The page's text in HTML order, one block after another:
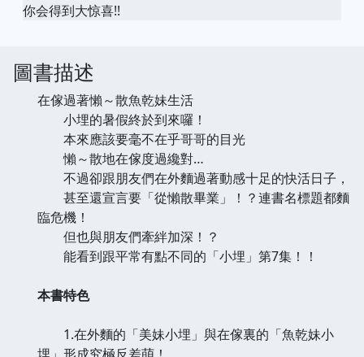
你会得到大惊喜!!
圖書描述
在傢過著懶～散魚乾妹生活
小埋的暑假終於到來囉！
本來應該要毫不在乎哥哥的目光
懶～散地在傢度過纔對…
不過卻跟朋友們在外麵過著動感十足的快活日子，
甚至還宣言要「從懶散畢業」！？連書名標題都麵
臨危機！
但也與朋友們牽絆加深！？
能看到跟平常有點不同的「小埋」第7集！！
本書特色
1.在外麵的「美妹小埋」與在傢裏的「魚乾妹小